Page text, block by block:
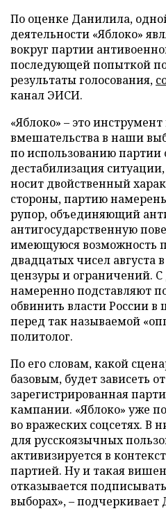
По оценке Данилила,
деятельности «Яблоко»
вокруг партии
последующей попыткой
результаты голосования,
канал ЭИСИ.
«Яблоко» – это
вмешательства в наши
по использованию партии
дестабилизация
носит двойственный
стороны, партию
рупор, объединяющий
антигосударственную
имеющуюся возможность
двадцатых чисел августа
цензуры и ограничений. С
намеренно подставляют
обвинить власти России в
перед так называемой
политолог.
По его словам, какой
базовым, будет зависеть
зарегистрированная
кампании. «Яблоко» уже
во вражеских соцсетях. В
для русскоязычных
активизируется в
партией. Ну и такая
отказывается
выборах», –